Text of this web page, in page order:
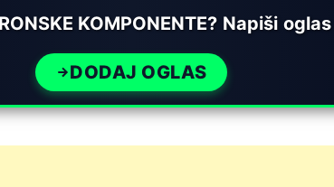
KOMPONENTE? Napiši
DODAJ OGLAS